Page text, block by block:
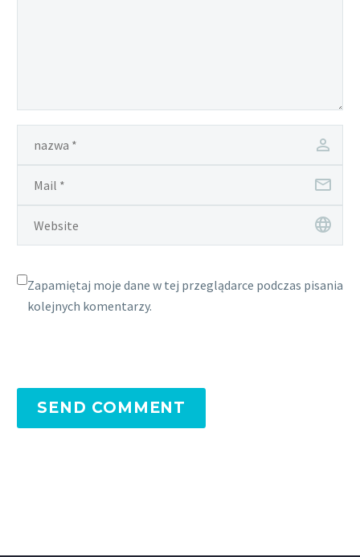
Zapamiętaj moje dane w tej przeglądarce podczas pisania
kolejnych komentarzy.
SEND COMMENT